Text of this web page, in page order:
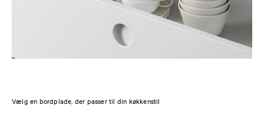
Vælg en bordplade, der passer til din køkkenstil